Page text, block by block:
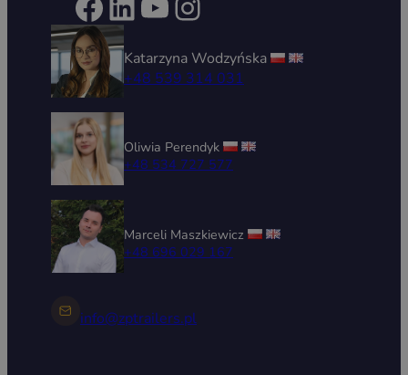
Katarzyna Wodzyńska
+48 539 314 031
Oliwia Perendyk
+48 534 727 577
Marceli Maszkiewicz
+48 696 029 167
info@zptrailers.pl